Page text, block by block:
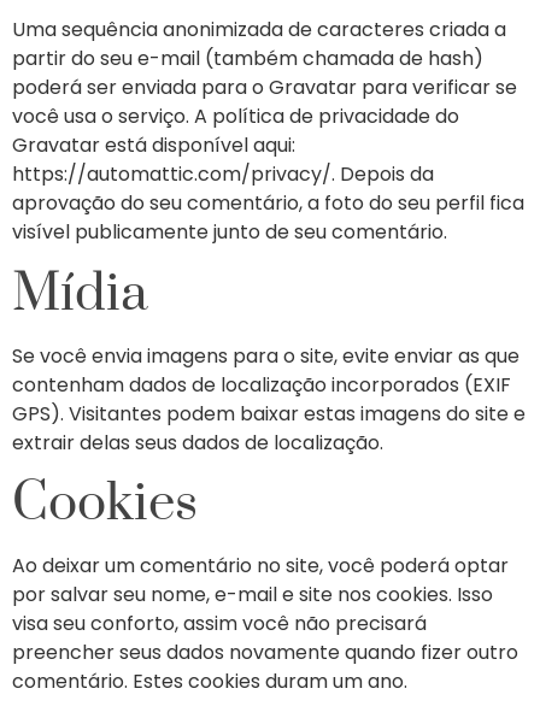
Uma sequência anonimizada de caracteres criada a
partir do seu e-mail (também chamada de hash)
poderá ser enviada para o Gravatar para verificar se
você usa o serviço. A política de privacidade do
Gravatar está disponível aqui:
https://automattic.com/privacy/. Depois da
aprovação do seu comentário, a foto do seu perfil fica
visível publicamente junto de seu comentário.
Mídia
Se você envia imagens para o site, evite enviar as que
contenham dados de localização incorporados (EXIF
GPS). Visitantes podem baixar estas imagens do site e
extrair delas seus dados de localização.
Cookies
Ao deixar um comentário no site, você poderá optar
por salvar seu nome, e-mail e site nos cookies. Isso
visa seu conforto, assim você não precisará
preencher seus dados novamente quando fizer outro
comentário. Estes cookies duram um ano.